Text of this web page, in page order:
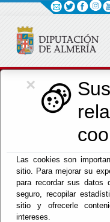
×
Las cookies son
sitio. Para mejorar su
para recordar sus datos
seguro, recopilar
sitio y ofrecerle
intereses.